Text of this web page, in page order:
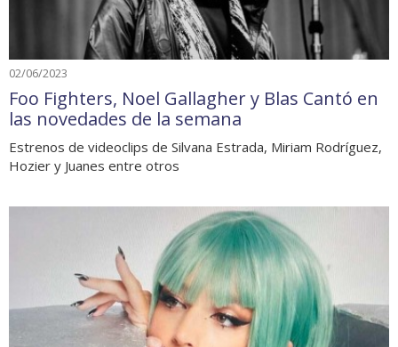
02/06/2023
Foo Fighters, Noel Gallagher y Blas Cantó en
las novedades de la semana
Estrenos de videoclips de Silvana Estrada, Miriam Rodríguez,
Hozier y Juanes entre otros